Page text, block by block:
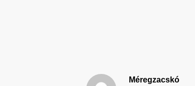
Méregzacskó